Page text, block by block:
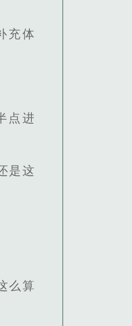
充体
点进
是这
么算